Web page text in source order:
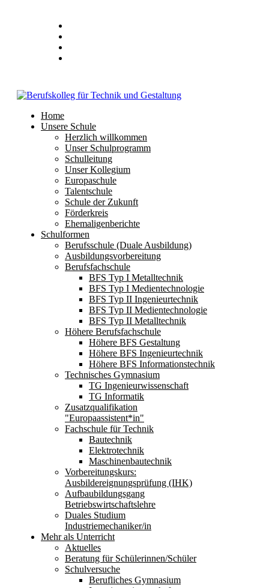
Home
Unsere Schule
Herzlich willkommen
Unser Schulprogramm
Schulleitung
Unser Kollegium
Europaschule
Talentschule
Schule der Zukunft
Förderkreis
Ehemaligenberichte
Schulformen
Berufsschule (Duale Ausbildung)
Ausbildungsvorbereitung
Berufsfachschule
BFS Typ I Metalltechnik
BFS Typ I Medientechnologie
BFS Typ II Ingenieurtechnik
BFS Typ II Medientechnologie
BFS Typ II Metalltechnik
Höhere Berufsfachschule
Höhere BFS Gestaltung
Höhere BFS Ingenieurtechnik
Höhere BFS Informationstechnik
Technisches Gymnasium
TG Ingenieurwissenschaft
TG Informatik
Zusatzqualifikation
"Europaassistent*in"
Fachschule für Technik
Bautechnik
Elektrotechnik
Maschinenbautechnik
Vorbereitungskurs:
Ausbildereignungsprüfung (IHK)
Aufbaubildungsgang
Betriebswirtschaftslehre
Duales Studium
Industriemechaniker/in
Mehr als Unterricht
Aktuelles
Beratung für Schülerinnen/Schüler
Schulversuche
Berufliches Gymnasium